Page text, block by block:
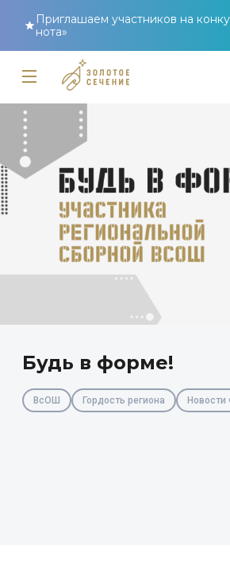
Приглашаем участников на
нота»
Будь в форме!
ВсОШ Гордость региона Новости